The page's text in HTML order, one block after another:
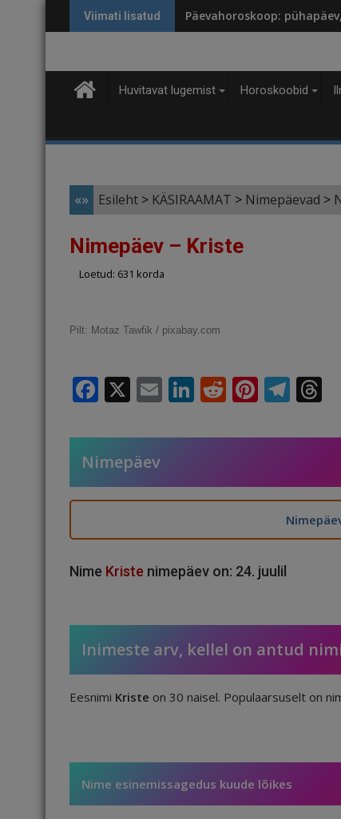
to
Viimati lisatud Päevahoroskoop:
Huvitavat lugemist Horoskoobid
«» Esileht > KÄSIRAAMAT > Nimepäevad >
Nimepäev – Kriste
Loetud: 631 korda
Pilt: Motaz Tawfik / pixabay.com
F
c
e
b
o
k
X E
ai
Li
k
dI
R
d
t
Pi
te
e
T
e
ra
m
r
a
d
s
Nimepäev
Nime Kriste nimepäev on: 24. juulil
Inimeste arv, kellel on antud
Eesnimi Kriste on 30 naisel. Populaarsuselt on
Nime esinemissagedus kuude lõikes